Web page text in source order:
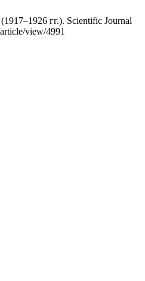
гг.). Scientific Journal
view/4991